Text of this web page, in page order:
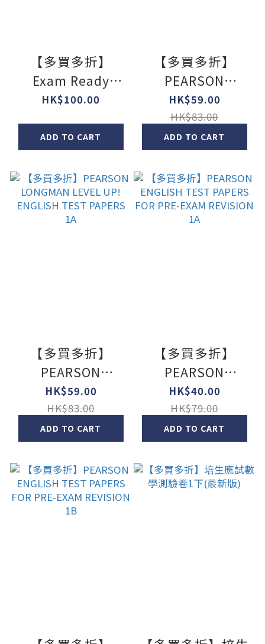
【多買多折】
Exam Ready
English Grammar
HK$100.00
ADD TO CART
【多買多折】
PEARSON
LONGMAN LEVEL
UP! ENGLISH
TEST PAPERS 1B
HK$59.00
HK$83.00
ADD TO CART
【多買多折】
PEARSON
LONGMAN LEVEL
UP! ENGLISH
TEST PAPERS 1A
HK$59.00
HK$83.00
ADD TO CART
【多買多折】
PEARSON
ENGLISH TEST
PAPERS FOR PRE-
EXAM REVISION
1A
HK$40.00
HK$79.00
ADD TO CART